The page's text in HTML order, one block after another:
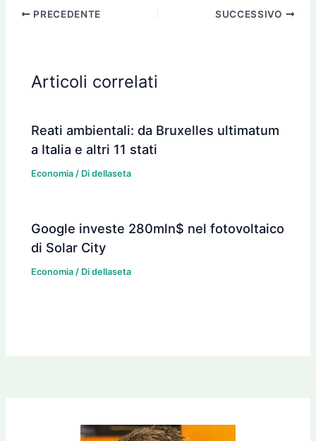
PRECEDENTE SUCCESSIVO
Articoli correlati
Reati ambientali: da Bruxelles ultimatum
a Italia e altri 11 stati
Economia / Didellaseta
Google investe 280mln$ nel fotovoltaico
di Solar City
Economia / Didellaseta